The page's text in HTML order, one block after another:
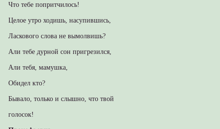
Что тебе попритчилось!
Целое утро ходишь, насупившись,
Ласкового слова не вымолвишь?
Али тебе дурной сон пригрезился,
Али тебя, мамушка,
Обидел кто?
Бывало, только и слышно, что твой
голосок!